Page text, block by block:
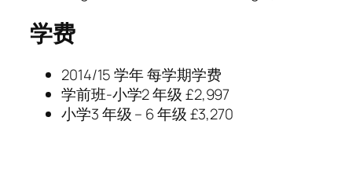
学费
2014/15 学年 每学期学费
学前班-小学2 年级 £2,997
小学3 年级 – 6 年级 £3,270